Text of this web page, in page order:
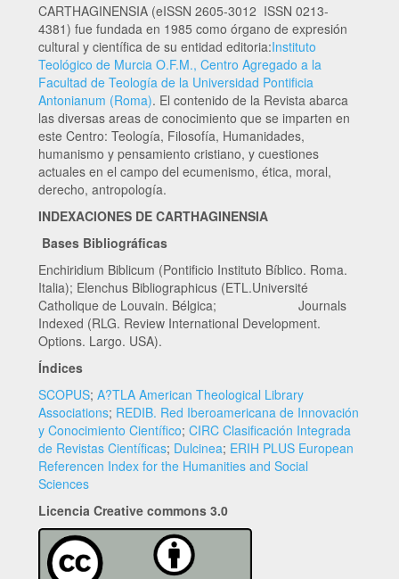
CARTHAGINENSIA (eISSN 2605-3012 ISSN 0213-
4381) fue fundada en 1985 como órgano de expresión
cultural y científica de su entidad editoria:Instituto
Teológico de Murcia O.F.M., Centro Agregado a la
Facultad de Teología de la Universidad Pontificia
Antonianum (Roma). El contenido de la Revista abarca
las diversas areas de conocimiento que se imparten en
este Centro: Teología, Filosofía, Humanidades,
humanismo y pensamiento cristiano, y cuestiones
actuales en el campo del ecumenismo, ética, moral,
derecho, antropología.
INDEXACIONES DE CARTHAGINENSIA
Bases Bibliográficas
Enchiridium Biblicum (Pontificio Instituto Bíblico. Roma.
Italia); Elenchus Bibliographicus (ETL.Université
Catholique de Louvain. Bélgica; Journals
Indexed (RLG. Review International Development.
Options. Largo. USA).
Índices
SCOPUS; A?TLA American Theological Library
Associations; REDIB. Red Iberoamericana de Innovación
y Conocimiento Científico; CIRC Clasificación Integrada
de Revistas Científicas; Dulcinea; ERIH PLUS European
Referencen Index for the Humanities and Social
Sciences
Licencia Creative commons 3.0